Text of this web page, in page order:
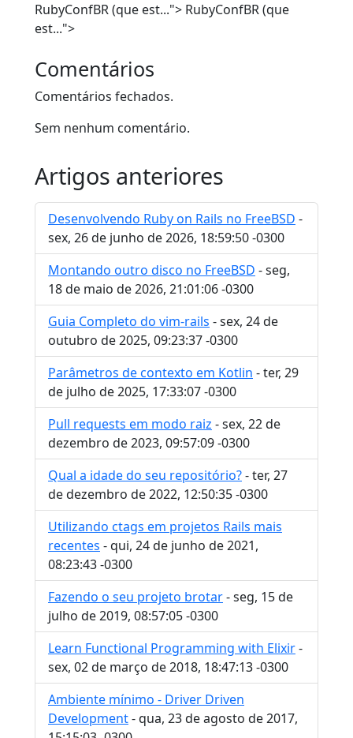
RubyConfBR (que est..."> RubyConfBR (que
est...">
Comentários
Comentários fechados.
Sem nenhum comentário.
Artigos anteriores
Desenvolvendo Ruby on Rails no FreeBSD -
sex, 26 de junho de 2026, 18:59:50 -0300
Montando outro disco no FreeBSD - seg,
18 de maio de 2026, 21:01:06 -0300
Guia Completo do vim-rails - sex, 24 de
outubro de 2025, 09:23:37 -0300
Parâmetros de contexto em Kotlin - ter, 29
de julho de 2025, 17:33:07 -0300
Pull requests em modo raiz - sex, 22 de
dezembro de 2023, 09:57:09 -0300
Qual a idade do seu repositório?- ter, 27
de dezembro de 2022, 12:50:35 -0300
Utilizando ctags em projetos Rails mais
recentes - qui, 24 de junho de 2021,
08:23:43 -0300
Fazendo o seu projeto brotar- seg, 15 de
julho de 2019, 08:57:05 -0300
Learn Functional Programming with Elixir-
sex, 02 de março de 2018, 18:47:13 -0300
Ambiente mínimo - Driver Driven
Development- qua, 23 de agosto de 2017,